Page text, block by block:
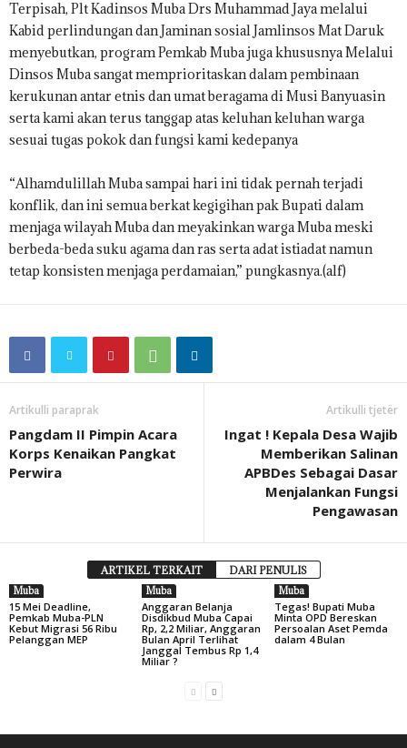
Terpisah, Plt Kadinsos Muba Drs Muhammad Jaya melalui
Kabid perlindungan dan Jaminan sosial Jamlinsos Mat Daruk
menyebutkan, program Pemkab Muba juga khususnya Melalui
Dinsos Muba sangat memprioritaskan dalam pembinaan
kerukunan antar etnis dan umat beragama di Musi Banyuasin
serta kami akan terus tanggap atas keluhan keluhan warga
sesuai tugas pokok dan fungsi kami kedepanya
“Alhamdulillah Muba sampai hari ini tidak pernah terjadi
konflik, dan ini semua berkat kegigihan pak Bupati dalam
menjaga wilayah Muba dan meyakinkan warga Muba meski
berbeda-beda suku agama dan ras serta adat istiadat namun
tetap konsisten menjaga perdamaian,” pungkasnya.(alf)
Artikulli paraprak
Pangdam II Pimpin Acara
Korps Kenaikan Pangkat
Perwira
Artikulli tjetër
Ingat ! Kepala Desa Wajib
Memberikan Salinan
APBDes Sebagai Dasar
Menjalankan Fungsi
Pengawasan
ARTIKEL TERKAIT DARI PENULIS
Muba
15 Mei Deadline,
Pemkab Muba-PLN
Kebut Migrasi 56 Ribu
Pelanggan MEP
Muba
Anggaran Belanja
Disdikbud Muba Capai
Rp, 2,2 Miliar, Anggaran
Bulan April Terlihat
Janggal Tembus Rp 1,4
Miliar ?
Muba
Tegas! Bupati Muba
Minta OPD Bereskan
Persoalan Aset Pemda
dalam 4 Bulan